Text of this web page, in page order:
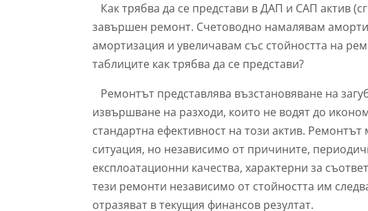
Как трябва да се представи в ДАП и САП актив
завършен ремонт. Счетоводно намалявам
амортизация и увеличавам със стойността на
таблиците как трябва да се представи?
Ремонтът представлява възстановяване на
извършване на разходи, които не водят до
стандартна ефективност на този актив.
ситуация, но независимо от причините,
експлоатационни качества, характерни за
тези ремонти независимо от стойността им
отразяват в текущия финансов резултат.